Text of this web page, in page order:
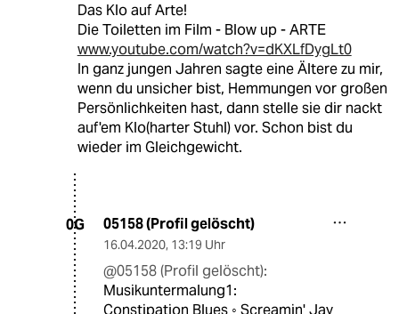
Das Klo auf Arte!
Die Toiletten im Film - Blow up - ARTE
www.youtube.com/watch?v=dKXLfDygLt0
In ganz jungen Jahren sagte eine Ältere zu mir,
wenn du unsicher bist, Hemmungen vor großen
Persönlichkeiten hast, dann stelle sie dir nackt
auf'em Klo(harter Stuhl) vor. Schon bist du
wieder im Gleichgewicht.
0G 05158 (Profil gelöscht)
16.04.2020, 13:19 Uhr
@05158 (Profil gelöscht):
Musikuntermalung1:
Constipation Blues ◦ Screamin' Jay